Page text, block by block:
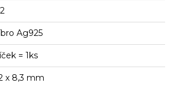
Ag925
= 1ks
x 8,3 mm